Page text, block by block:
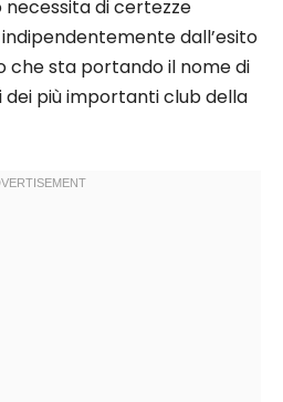
di certezze
dall’esito
che sta portando il nome di
dei più importanti club della